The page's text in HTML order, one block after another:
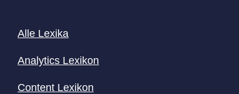
Alle Lexika
Analytics Lexikon
Content Lexikon